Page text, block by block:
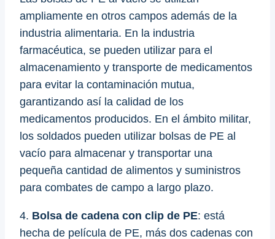
ampliamente en otros campos además de la
industria alimentaria. En la industria
farmacéutica, se pueden utilizar para el
almacenamiento y transporte de medicamentos
para evitar la contaminación mutua,
garantizando así la calidad de los
medicamentos producidos. En el ámbito militar,
los soldados pueden utilizar bolsas de PE al
vacío para almacenar y transportar una
pequeña cantidad de alimentos y suministros
para combates de campo a largo plazo.
4. Bolsa de cadena con clip de PE: está
hecha de película de PE, más dos cadenas con